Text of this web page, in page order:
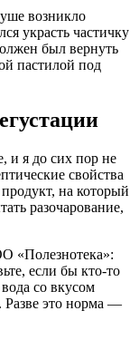
возникло
украсть частичку
был вернуть
пастилой под
и я до сих пор не
свойства
на который
разочарование,
«Полезнотека»:
если бы кто-то
со вкусом
Разве это норма —